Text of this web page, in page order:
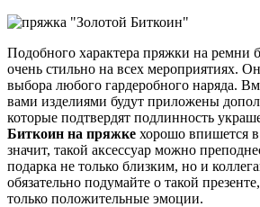
Подобного характера пряжки на ремни
очень стильно на всех мероприятиях.
выбора любого гардеробного наряда.
вами изделиями будут приложены
которые подтвердят подлинность
Биткоин на пряжке хорошо впишется
значит, такой аксессуар можно
подарка не только близким, но и
обязательно подумайте о такой
только положительные эмоции.